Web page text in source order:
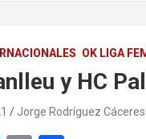
OK LIGA
y HC
Jorge Rodríguez Cáceres